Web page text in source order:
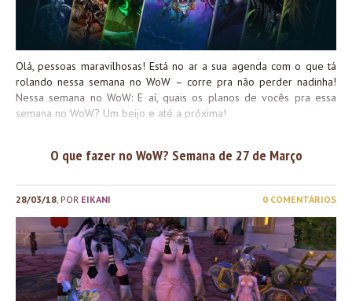
Olá, pessoas maravilhosas! Está no ar a sua agenda com o que tá
rolando nessa semana no WoW – corre pra não perder nadinha!
Nessa semana no WoW: E aí, quais os planos de vocês pra essa
semana no WoW? Um beijo e até a próxima!
O que fazer no WoW? Semana de 27 de Março
28/03/18 , POR EIKANI 0 COMENTÁRIOS